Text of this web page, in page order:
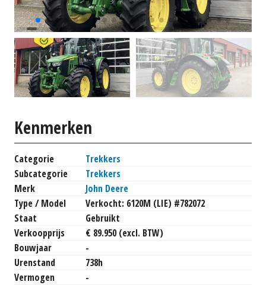
Kenmerken
Categorie
Trekkers
Subcategorie
Trekkers
Merk
John Deere
Type / Model
Verkocht: 6120M (LIE) #782072
Staat
Gebruikt
Verkoopprijs
€ 89.950 (excl. BTW)
Bouwjaar
-
Urenstand
738h
Vermogen
-